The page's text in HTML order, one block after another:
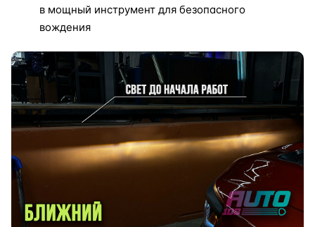
в мощный инструмент для безопасного
вождения